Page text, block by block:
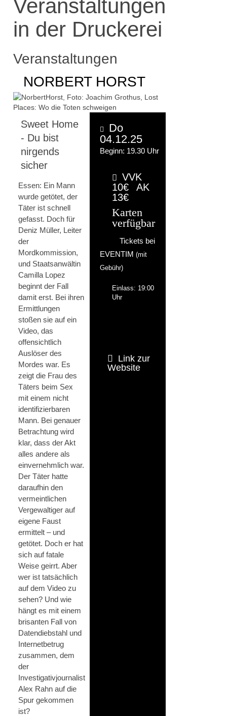
Veranstaltungen
in der Druckerei
Veranstaltungen
NORBERT HORST
Sweet Home
- Du bist
nirgends
sicher
Essen: Ein Mann
wurde getötet, der
Täter ist schnell
gefasst. Doch für
Deniz Müller, Leiter
der
Mordkommission,
und Staatsanwältin
Camilla Lopez
beginnt der Fall
damit erst. Bei ihren
Ermittlungen
stoßen sie auf ein
Video, das
offensichtlich
Auslöser des
Mordes war. Es
zeigt die Frau des
Täters beim Sex
mit einem nicht
identifizierbaren
Mann. Bei genauer
Betrachtung wird
klar, dass der Akt
alles andere als
einvernehmlich war.
Der Täter hatte
daraufhin den
vermeintlichen
Vergewaltiger auf
eigene Faust
ermittelt – und
getötet. Doch er hat
sich auf fatale
Weise geirrt. Aber
wer ist tatsächlich
auf dem Video zu
sehen? Und wie
hängt es mit einem
brisanten Fall von
Datendiebstahl und
Internetbetrug
zusammen, dem
der
Investigativjournalist
Alex Rahn auf die
Spur gekommen
ist?
Do
04.12.25
Beginn: 19.30 Uhr
VVK
10€
AK
13€
Karten
verfügbar
Tickets bei
EVENTIM (mit
Gebühr)
Einlass: 19:00
Uhr
Link zur
Website